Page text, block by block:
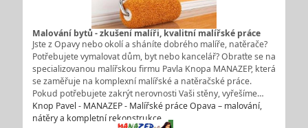
Malování bytů - zkušení malíři, kvalitní malířské práce
Jste z Opavy nebo okolí a sháníte dobrého malíře, natěrače?
Potřebujete vymalovat dům, byt nebo kancelář? Obraťte se na
specializovanou malířskou firmu Pavla Knopa MANAZEP, která
se zaměřuje na komplexní malířské a natěračské práce.
Pokud potřebujete zakrýt nerovnosti Vaši stěny, vyřešíme…
Knop Pavel - MANAZEP - Malířské práce Opava – malování,
nátěry a kompletní rekonstrukce